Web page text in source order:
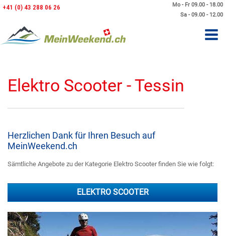
Mo - Fr 09.00 - 18.00
Sa - 09.00 - 12.00
+41 (0) 43 288 06 26
Elektro Scooter - Tessin
Herzlichen Dank für Ihren Besuch auf
MeinWeekend.ch
Sämtliche Angebote zu der Kategorie Elektro Scooter finden Sie wie folgt:
ELEKTRO SCOOTER